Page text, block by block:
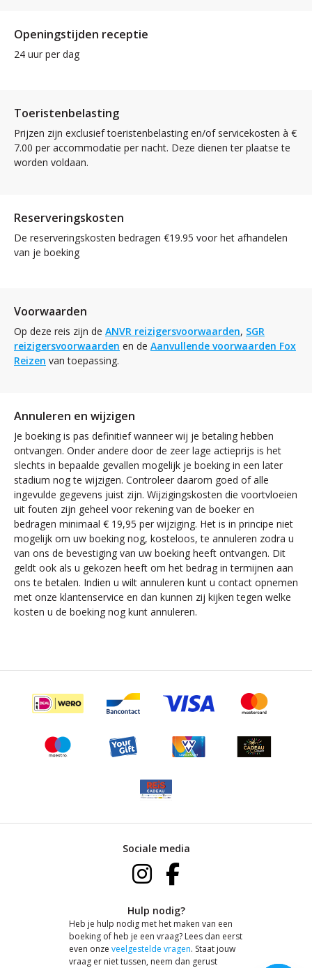
Openingstijden receptie
24 uur per dag
Toeristenbelasting
Prijzen zijn exclusief toeristenbelasting en/of servicekosten à €
7.00 per accommodatie per nacht. Deze dienen ter plaatse te
worden voldaan.
Reserveringskosten
De reserveringskosten bedragen €19.95 voor het afhandelen
van je boeking
Voorwaarden
Op deze reis zijn de ANVR reizigersvoorwaarden, SGR
reizigersvoorwaarden en de Aanvullende voorwaarden Fox
Reizen van toepassing.
Annuleren en wijzigen
Je boeking is pas definitief wanneer wij je betaling hebben
ontvangen. Onder andere door de zeer lage actieprijs is het
slechts in bepaalde gevallen mogelijk je boeking in een later
stadium nog te wijzigen. Controleer daarom goed of alle
ingevulde gegevens juist zijn. Wijzigingskosten die voortvloeien
uit fouten zijn geheel voor rekening van de boeker en
bedragen minimaal € 19,95 per wijziging. Het is in principe niet
mogelijk om uw boeking nog, kosteloos, te annuleren zodra u
van ons de bevestiging van uw boeking heeft ontvangen. Dit
geldt ook als u gekozen heeft om het bedrag in termijnen aan
ons te betalen. Indien u wilt annuleren kunt u contact opnemen
met onze klantenservice en dan kunnen zij kijken tegen welke
kosten u de boeking nog kunt annuleren.
Sociale media
Hulp nodig?
Heb je hulp nodig met het maken van een
boeking of heb je een vraag? Lees dan eerst
even onze veelgestelde vragen. Staat jouw
vraag er niet tussen, neem dan gerust